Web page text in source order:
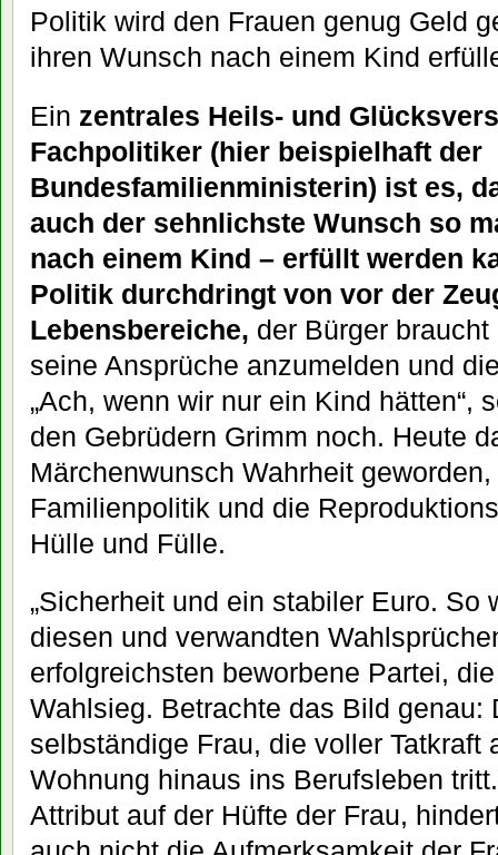
Politik wird den Frauen genug Geld
ihren Wunsch nach einem Kind
Ein zentrales Heils- und
Fachpolitiker (hier beispielhaft der
Bundesfamilienministerin) ist es,
auch der sehnlichste Wunsch so
nach einem Kind – erfüllt werden
Politik durchdringt von vor der
Lebensbereiche, der Bürger
seine Ansprüche anzumelden und
„Ach, wenn wir nur ein Kind hätten“,
den Gebrüdern Grimm noch. Heute
Märchenwunsch Wahrheit
Familienpolitik und die
Hülle und Fülle.
„Sicherheit und ein stabiler Euro. So
diesen und verwandten
erfolgreichsten beworbene Partei,
Wahlsieg. Betrachte das Bild genau:
selbständige Frau, die voller Tatkraft
Wohnung hinaus ins Berufsleben
Attribut auf der Hüfte der Frau,